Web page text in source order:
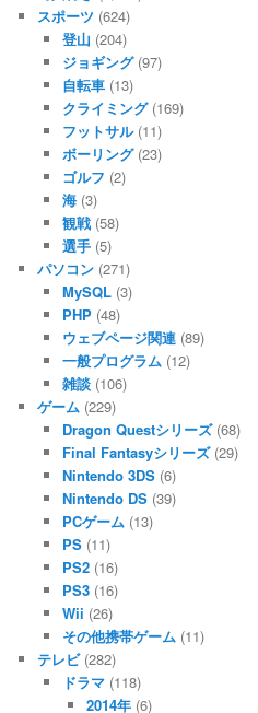
スポーツ (624)
登山 (204)
ジョギング(97)
自転車(13)
クライミング(169)
フットサル(11)
ボーリング(23)
ゴルフ (2)
海(3)
観戦(58)
選手(5)
パソコン (271)
MySQL(3)
PHP(48)
ウェブページ関連(89)
一般プログラム (12)
雑談(106)
ゲーム (229)
Dragon Questシリーズ(68)
Final Fantasyシリーズ(29)
Nintendo 3DS(6)
Nintendo DS(39)
PCゲーム (13)
PS(11)
PS2(16)
PS3(16)
Wii (26)
その他携帯ゲーム (11)
テレビ(282)
ドラマ(118)
2014年 (6)